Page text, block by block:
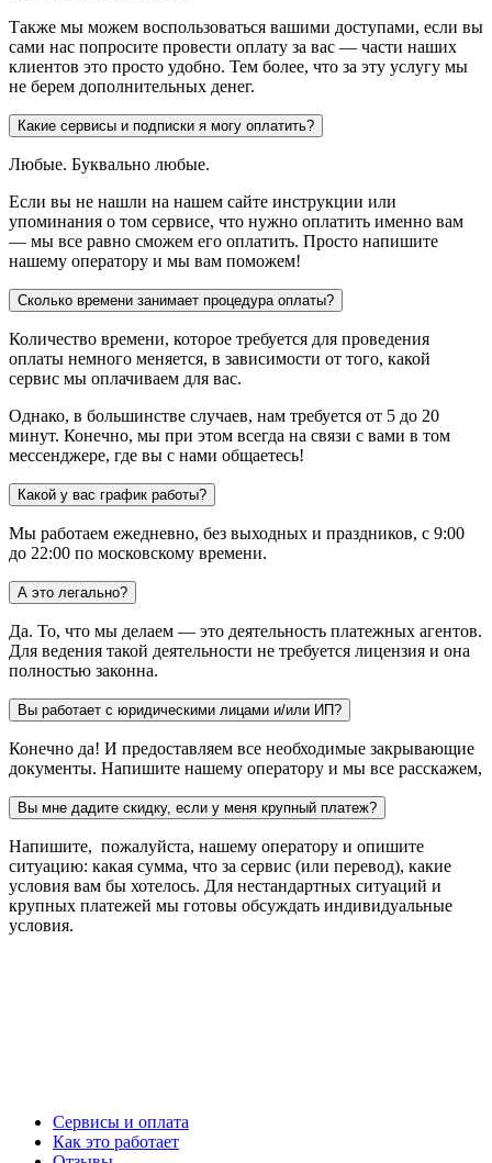
Также мы можем воспользоваться вашими доступами, если вы
сами нас попросите провести оплату за вас — части наших
клиентов это просто удобно. Тем более, что за эту услугу мы
не берем дополнительных денег.
Какие сервисы и подписки я могу оплатить?
Любые. Буквально любые.
Если вы не нашли на нашем сайте инструкции или
упоминания о том сервисе, что нужно оплатить именно вам
— мы все равно сможем его оплатить. Просто напишите
нашему оператору и мы вам поможем!
Сколько времени занимает процедура оплаты?
Количество времени, которое требуется для проведения
оплаты немного меняется, в зависимости от того, какой
сервис мы оплачиваем для вас.
Однако, в большинстве случаев, нам требуется от 5 до 20
минут. Конечно, мы при этом всегда на связи с вами в том
мессенджере, где вы с нами общаетесь!
Какой у вас график работы?
Мы работаем ежедневно, без выходных и праздников, с 9:00
до 22:00 по московскому времени.
А это легально?
Да. То, что мы делаем — это деятельность платежных агентов.
Для ведения такой деятельности не требуется лицензия и она
полностью законна.
Вы работает с юридическими лицами и/или ИП?
Конечно да! И предоставляем все необходимые закрывающие
документы. Напишите нашему оператору и мы все расскажем,
Вы мне дадите скидку, если у меня крупный платеж?
Напишите, пожалуйста, нашему оператору и опишите
ситуацию: какая сумма, что за сервис (или перевод), какие
условия вам бы хотелось. Для нестандартных ситуаций и
крупных платежей мы готовы обсуждать индивидуальные
условия.
Сервисы и оплата
Как это работает